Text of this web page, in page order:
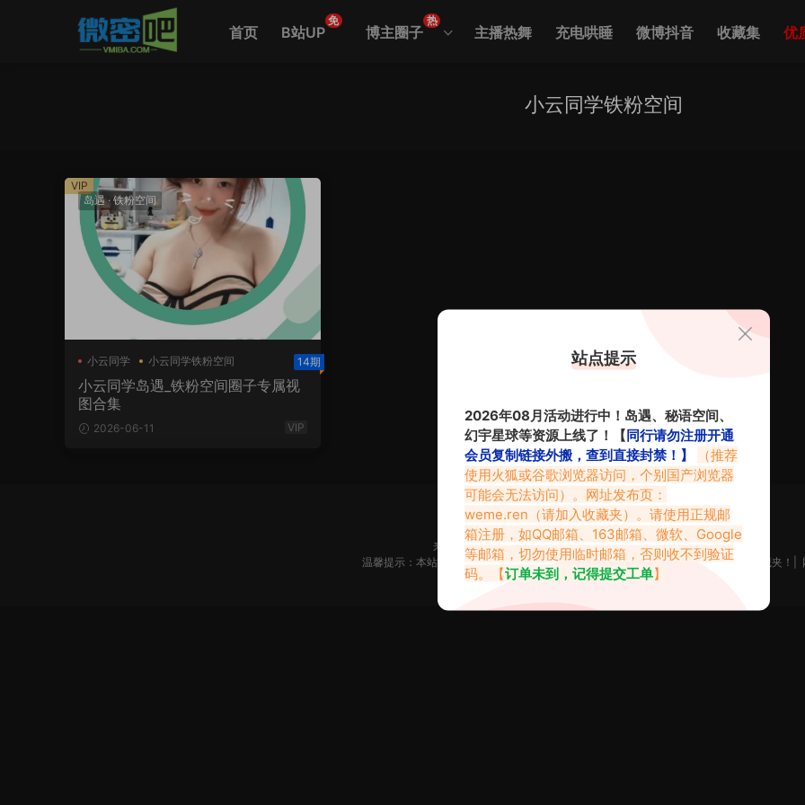
首页 B站UP
免
博主圈子
热
主播热舞 充电哄睡 微博抖音 收藏集 优
小云同学铁粉空间
岛遇·铁粉空间
小云同学 小云同学铁粉空间 14期
小云同学岛遇_铁粉空间圈子专属视
图合集
2026-06-11 VIP
VIP
来不及找到心仪的内容？按 Ctr + D
收藏微密吧【Weme.Ren】
温馨提示：本站是只搬运福利但不生产福利。如果你觉得本站做的不错，请添加到收藏夹！|
站点提示
2026年08月活动进行中！岛遇、秘语空间、
幻宇星球等资源上线了！【同行请勿注册开通
会员复制链接外搬，查到直接封禁！】
（推荐
使用火狐或谷歌浏览器访问，个别国产浏览器
可能会无法访问）。网址发布页：
weme.ren （请加入收藏夹）。请使用正规邮
箱注册，如QQ邮箱、163邮箱、微软、Google
等邮箱，切勿使用临时邮箱，否则收不到验证
码。【订单未到，记得提交工单】